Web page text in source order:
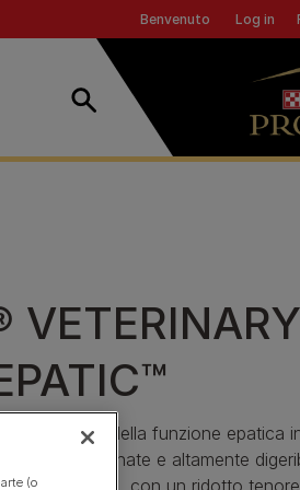
Benvenuto Header
Log in
Ricerca
VETERINARY
il supporto della funzione epatica
selezionate e altamente
nel fegato, con un ridotto
(o